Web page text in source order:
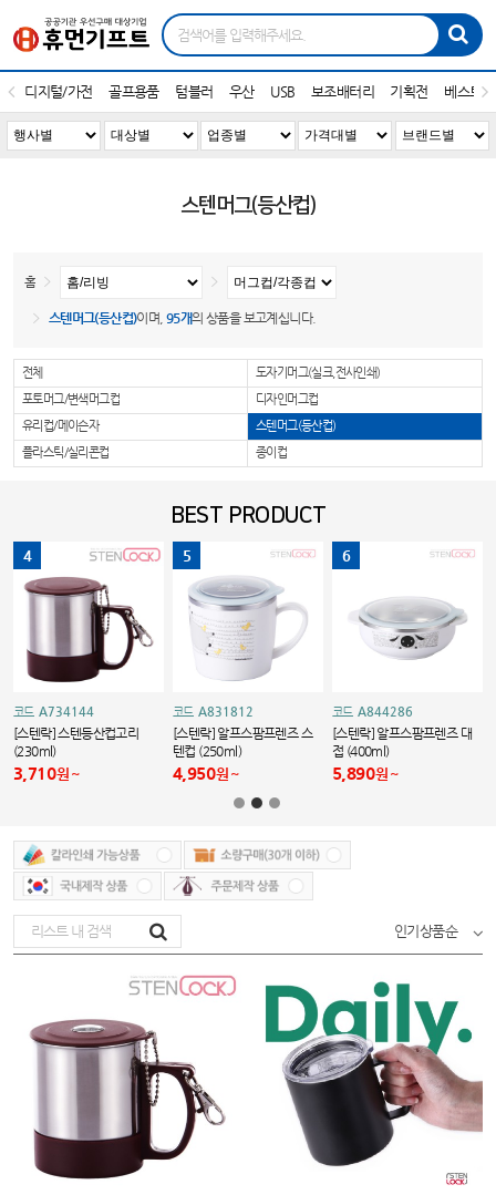
디지털/가전 골프용품 텀블러 우산 USB 보조배터리 기획전 베스트
스텐머그(등산컵)
홈
스텐머그(등산컵)이며,95개의 상품을 보고계십니다.
전체
도자기머그(실크,전사인쇄)
포토머그/변색머그컵
디자인머그컵
유리컵/메이슨자
스텐머그(등산컵)
플라스틱/실리콘컵
종이컵
BEST PRODUCT
4
코드 A734144
[스텐락] 스텐등산컵고리
(230ml)
3,710원
5
코드 A831812
[스텐락] 알프스팜프렌즈 스
텐컵 (250ml)
4,950원
6
코드 A844286
[스텐락] 알프스팜프렌즈 대
접 (400ml)
5,890원
인기상품순